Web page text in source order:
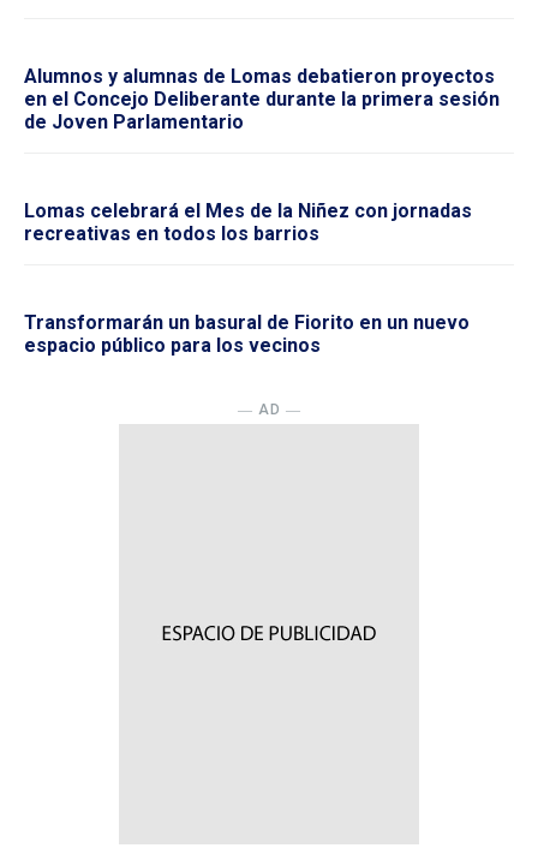
Alumnos y alumnas de Lomas debatieron proyectos
en el Concejo Deliberante durante la primera sesión
de Joven Parlamentario
Lomas celebrará el Mes de la Niñez con jornadas
recreativas en todos los barrios
Transformarán un basural de Fiorito en un nuevo
espacio público para los vecinos
― AD ―